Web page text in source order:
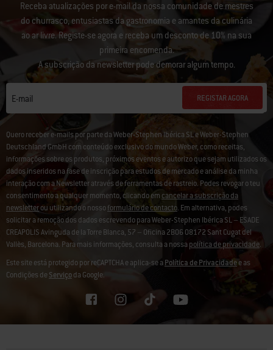
Receba atualizações por e-mail da nossa comunidade de mestres
do churrasco, entusiastas da gastronomia e amantes da culinária
ao ar livre. Registe-se agora e receba um desconto de 10% na sua
primeira encomenda.
A subscrição da newsletter pode demorar algum tempo.
E-mail REGISTAR AGORA
Quero receber e-mails por parte da Weber-Stephen Ibérica SL e Weber-Stephen
Deutschland GmbH com conteúdo exclusivo do mundo Weber, como receitas,
informações sobre os produtos, próximos eventos e autorizo que sejam utilizados os
dados inseridos na fase de inscrição para estudos de mercado e análise da minha
interação com a Newsletter através de ferramentas de rastreio. Podes revogar o teu
consentimento a qualquer momento, clicando em cancelar a subscrição da
newsletterou utilizando o nossoformulário de contacto. Em alternativa, podes
solicitar a remoção dos dados escrevendo para Weber-Stephen Ibérica SL – ESADE
CREAPOLIS Avinguda de la Torre Blanca, 57 – Oficina 2B06 08172 Sant Cugat del
Vallès, Barcelona. Para mais informações, consulta a nossapolítica de privacidade.
Este site está protegido por reCAPTCHA e aplica-se aPolítica de Privacidadee as
Condições deServiçoda Google.